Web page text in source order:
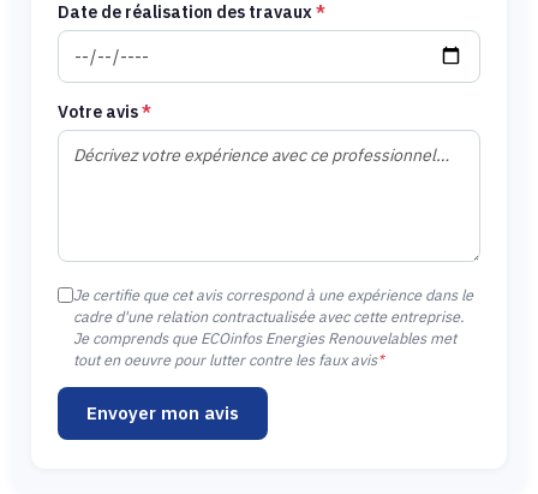
Date de réalisation des travaux *
Votre avis*
Je certifie que cet avis correspond à une expérience dans le
cadre d'une relation contractualisée avec cette entreprise.
Je comprends que ECOinfos Energies Renouvelables met
tout en oeuvre pour lutter contre les faux avis*
Envoyer mon avis